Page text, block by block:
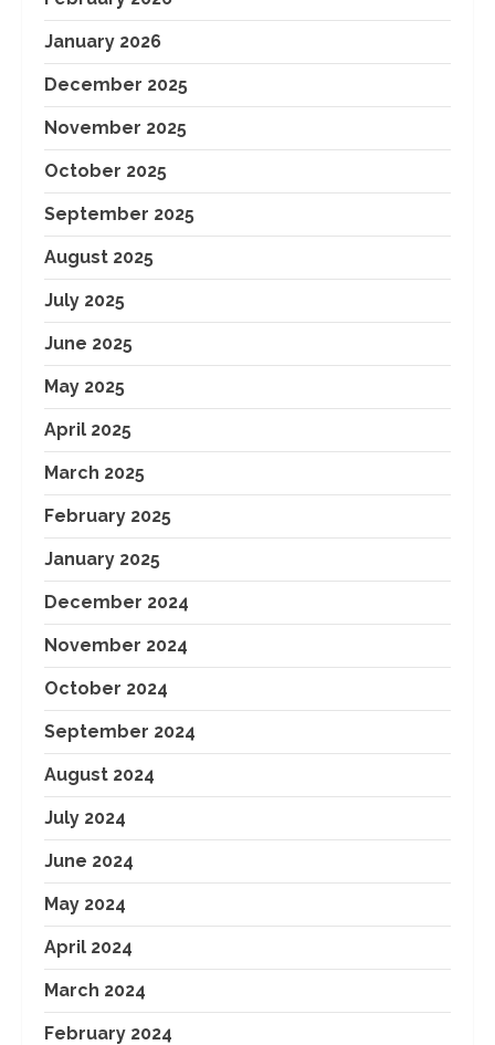
January 2026
December 2025
November 2025
October 2025
September 2025
August 2025
July 2025
June 2025
May 2025
April 2025
March 2025
February 2025
January 2025
December 2024
November 2024
October 2024
September 2024
August 2024
July 2024
June 2024
May 2024
April 2024
March 2024
February 2024